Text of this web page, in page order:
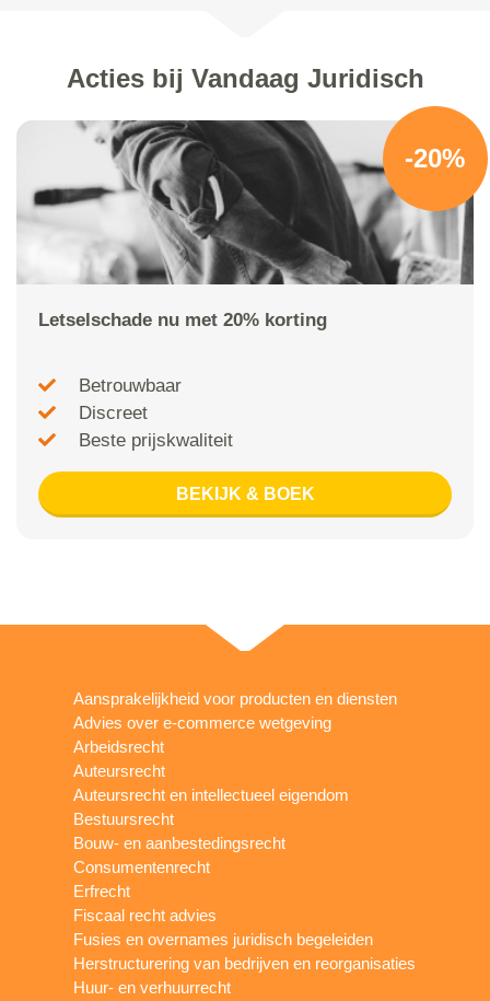
Acties bij Vandaag Juridisch
-20%
Letselschade nu met 20% korting
Betrouwbaar
Discreet
Beste prijskwaliteit
BEKIJK & BOEK
Aansprakelijkheid voor producten en diensten
Advies over e-commerce wetgeving
Arbeidsrecht
Auteursrecht
Auteursrecht en intellectueel eigendom
Bestuursrecht
Bouw- en aanbestedingsrecht
Consumentenrecht
Erfrecht
Fiscaal recht advies
Fusies en overnames juridisch begeleiden
Herstructurering van bedrijven en reorganisaties
Huur- en verhuurrecht